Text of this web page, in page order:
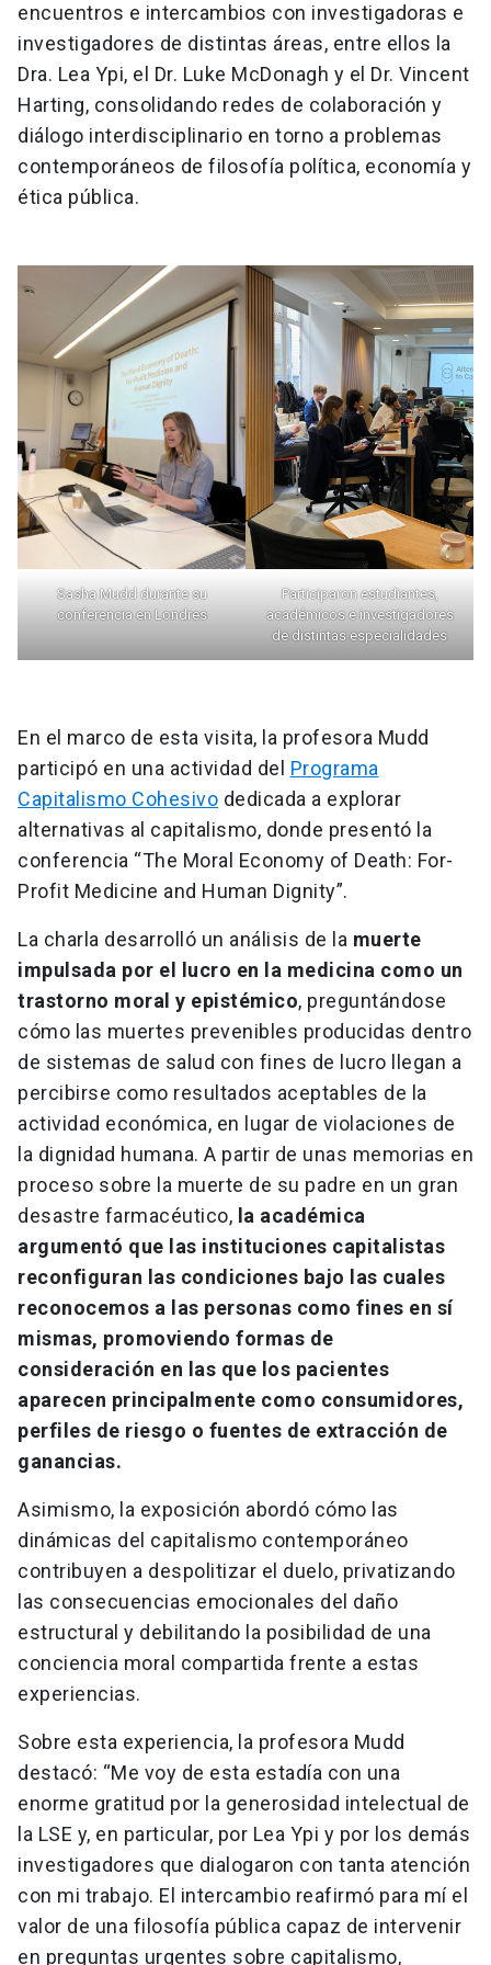
encuentros e intercambios con investigadoras e
investigadores de distintas áreas, entre ellos la
Dra. Lea Ypi, el Dr. Luke McDonagh y el Dr. Vincent
Harting, consolidando redes de colaboración y
diálogo interdisciplinario en torno a problemas
contemporáneos de filosofía política, economía y
ética pública.
Sasha Mudd durante su
conferencia en Londres
Participaron estudiantes,
académicos e investigadores
de distintas especialidades
En el marco de esta visita, la profesora Mudd
participó en una actividad del Programa
Capitalismo Cohesivo dedicada a explorar
alternativas al capitalismo, donde presentó la
conferencia “The Moral Economy of Death: For-
Profit Medicine and Human Dignity”.
La charla desarrolló un análisis de la muerte
impulsada por el lucro en la medicina como un
trastorno moral y epistémico, preguntándose
cómo las muertes prevenibles producidas dentro
de sistemas de salud con fines de lucro llegan a
percibirse como resultados aceptables de la
actividad económica, en lugar de violaciones de
la dignidad humana. A partir de unas memorias en
proceso sobre la muerte de su padre en un gran
desastre farmacéutico, la académica
argumentó que las instituciones capitalistas
reconfiguran las condiciones bajo las cuales
reconocemos a las personas como fines en sí
mismas, promoviendo formas de
consideración en las que los pacientes
aparecen principalmente como consumidores,
perfiles de riesgo o fuentes de extracción de
ganancias.
Asimismo, la exposición abordó cómo las
dinámicas del capitalismo contemporáneo
contribuyen a despolitizar el duelo, privatizando
las consecuencias emocionales del daño
estructural y debilitando la posibilidad de una
conciencia moral compartida frente a estas
experiencias.
Sobre esta experiencia, la profesora Mudd
destacó: “Me voy de esta estadía con una
enorme gratitud por la generosidad intelectual de
la LSE y, en particular, por Lea Ypi y por los demás
investigadores que dialogaron con tanta atención
con mi trabajo. El intercambio reafirmó para mí el
valor de una filosofía pública capaz de intervenir
en preguntas urgentes sobre capitalismo,